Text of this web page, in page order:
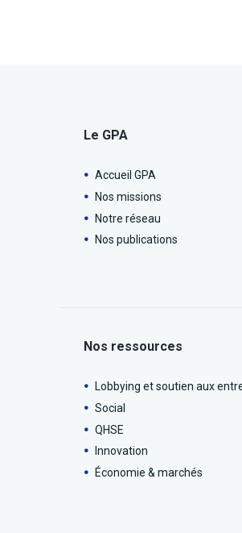
Le GPA
Accueil GPA
Nos missions
Notre réseau
Nos publications
Nos ressources
Lobbying et soutien aux
Social
QHSE
Innovation
Économie & marchés